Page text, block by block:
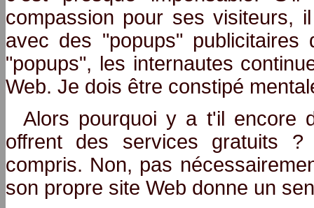
compassion pour ses visiteurs,
avec des "popups"
"popups", les internautes
Web. Je dois être constipé
Alors pourquoi y a t'il encore
offrent des services gratuits
compris. Non, pas
son propre site Web donne un